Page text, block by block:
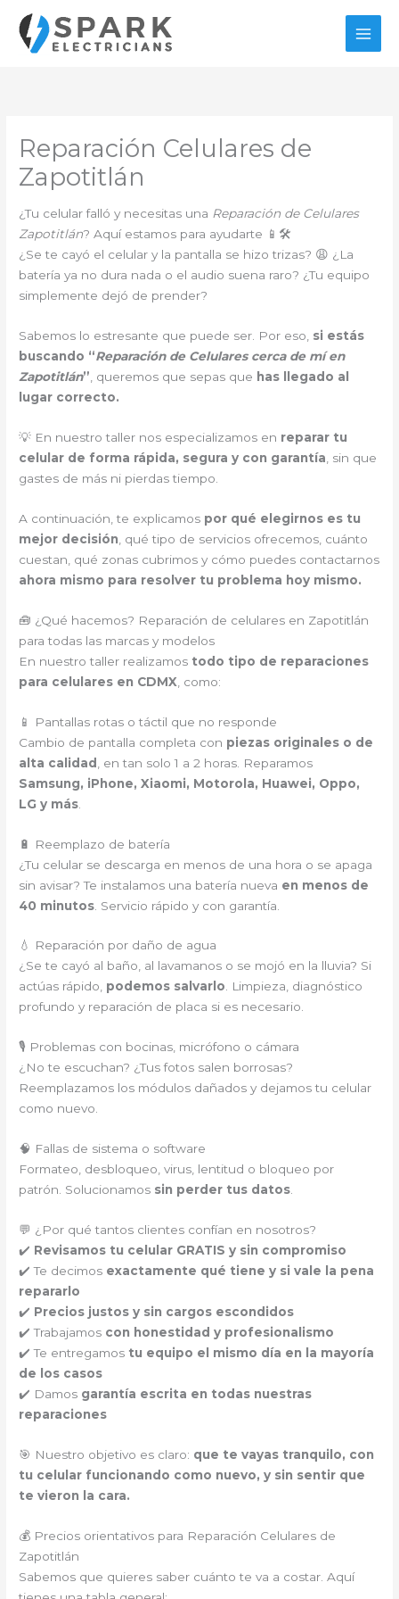
contenido
Reparación Celulares de
Zapotitlán
¿Tu celular falló y necesitas una Reparación de Celulares
Zapotitlán? Aquí estamos para ayudarte 📱🛠️
¿Se te cayó el celular y la pantalla se hizo trizas? 😩 ¿La
batería ya no dura nada o el audio suena raro? ¿Tu equipo
simplemente dejó de prender?
Sabemos lo estresante que puede ser. Por eso, si estás
buscando “Reparación de Celulares cerca de mí en
Zapotitlán” , queremos que sepas que has llegado al
lugar correcto.
💡 En nuestro taller nos especializamos en reparar tu
celular de forma rápida, segura y con garantía , sin que
gastes de más ni pierdas tiempo.
A continuación, te explicamos por qué elegirnos es tu
mejor decisión , qué tipo de servicios ofrecemos, cuánto
cuestan, qué zonas cubrimos y cómo puedes contactarnos
ahora mismo para resolver tu problema hoy mismo.
🧰 ¿Qué hacemos? Reparación de celulares en Zapotitlán
para todas las marcas y modelos
En nuestro taller realizamos todo tipo de reparaciones
para celulares en CDMX , como:
📱 Pantallas rotas o táctil que no responde
Cambio de pantalla completa con piezas originales o de
alta calidad
, en tan solo 1 a 2 horas. Reparamos
Samsung, iPhone, Xiaomi, Motorola, Huawei, Oppo,
LG y más
🔋 Reemplazo de batería
¿Tu celular se descarga en menos de una hora o se apaga
sin avisar? Te instalamos una batería nueva en menos de
40 minutos . Servicio rápido y con garantía.
💧 Reparación por daño de agua
¿Se te cayó al baño, al lavamanos o se mojó en la lluvia? Si
actúas rápido, podemos salvarlo. Limpieza, diagnóstico
profundo y reparación de placa si es necesario.
🎙️ Problemas con bocinas, micrófono o cámara
¿No te escuchan? ¿Tus fotos salen borrosas?
Reemplazamos los módulos dañados y dejamos tu celular
como nuevo.
🧠 Fallas de sistema o software
Formateo, desbloqueo, virus, lentitud o bloqueo por
patrón. Solucionamos sin perder tus datos
💬 ¿Por qué tantos clientes confían en nosotros?
✔️ Revisamos tu celular GRATIS y sin compromiso
✔️ Te decimos exactamente qué tiene y si vale la pena
repararlo
✔️ Precios justos y sin cargos escondidos
✔️ Trabajamos con honestidad y profesionalismo
✔️ Te entregamos tu equipo el mismo día en la mayoría
de los casos
✔️ Damos garantía escrita en todas nuestras
reparaciones
🎯 Nuestro objetivo es claro: que te vayas tranquilo, con
tu celular funcionando como nuevo, y sin sentir que
te vieron la cara.
💰 Precios orientativos para Reparación Celulares de
Zapotitlán
Sabemos que quieres saber cuánto te va a costar. Aquí